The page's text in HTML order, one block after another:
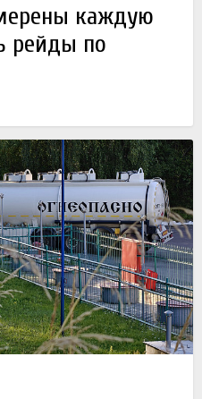
каждую
рейды по